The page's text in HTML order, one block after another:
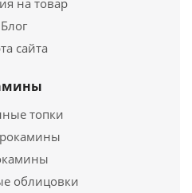
С-180/15-1
руб.
на товар
Блог
сайта
топки
облицовки